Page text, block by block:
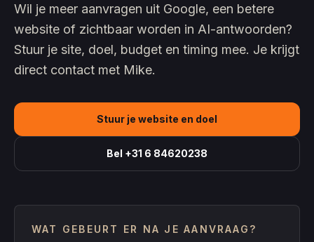
Wil je meer aanvragen uit Google, een betere
website of zichtbaar worden in AI-antwoorden?
Stuur je site, doel, budget en timing mee. Je krijgt
direct contact met Mike.
Stuur je website en doel
Bel +31 6 84620238
WAT GEBEURT ER NA JE AANVRAAG?